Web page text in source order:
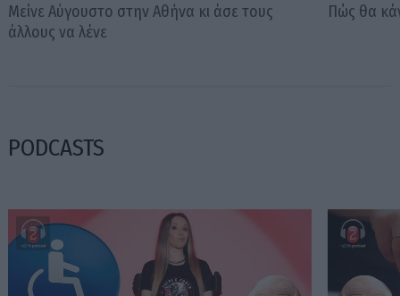
Μείνε Αύγουστο στην Αθήνα κι άσε τους
άλλους να λένε
Πώς θα
PODCASTS